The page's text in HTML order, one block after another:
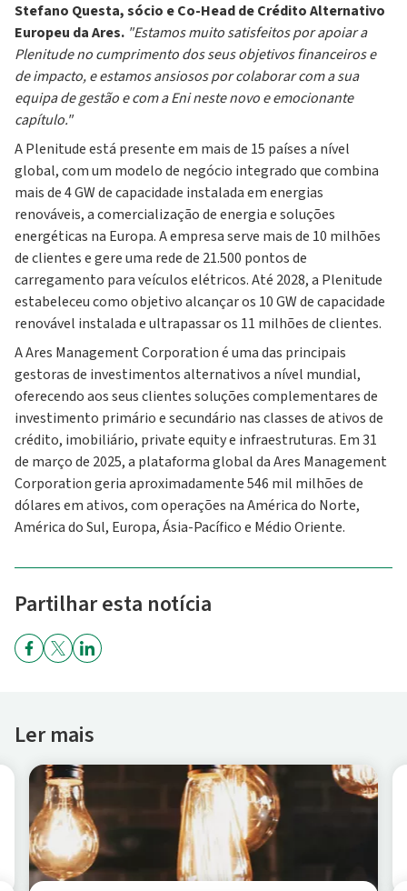
Stefano Questa, sócio e Co-Head de Crédito Alternativo
Europeu da Ares. "Estamos muito satisfeitos por apoiar a
Plenitude no cumprimento dos seus objetivos financeiros e
de impacto, e estamos ansiosos por colaborar com a sua
equipa de gestão e com a Eni neste novo e emocionante
capítulo."
A Plenitude está presente em mais de 15 países a nível
global, com um modelo de negócio integrado que combina
mais de 4 GW de capacidade instalada em energias
renováveis, a comercialização de energia e soluções
energéticas na Europa. A empresa serve mais de 10 milhões
de clientes e gere uma rede de 21.500 pontos de
carregamento para veículos elétricos. Até 2028, a Plenitude
estabeleceu como objetivo alcançar os 10 GW de capacidade
renovável instalada e ultrapassar os 11 milhões de clientes.
A Ares Management Corporation é uma das principais
gestoras de investimentos alternativos a nível mundial,
oferecendo aos seus clientes soluções complementares de
investimento primário e secundário nas classes de ativos de
crédito, imobiliário, private equity e infraestruturas. Em 31
de março de 2025, a plataforma global da Ares Management
Corporation geria aproximadamente 546 mil milhões de
dólares em ativos, com operações na América do Norte,
América do Sul, Europa, Ásia-Pacífico e Médio Oriente.
Partilhar esta notícia
Ler mais